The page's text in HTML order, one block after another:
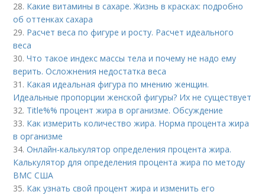
28. Какие витамины в сахаре. Жизнь в красках: подробно
об оттенках сахара
29. Расчет веса по фигуре и росту. Расчет идеального
веса
30.Что такое индекс массы тела и почему не надо ему
верить. Осложнения недостатка веса
31. Какая идеальная фигура по мнению женщин.
Идеальные пропорции женской фигуры? Их не существует
32. Title%% процент жира в организме. Обсуждение
33. Как измерить количество жира. Норма процента жира
в организме
34.Онлайн-калькулятор определения процента жира.
Калькулятор для определения процента жира по методу
ВМС США
35. Как узнать свой процент жира и изменить его